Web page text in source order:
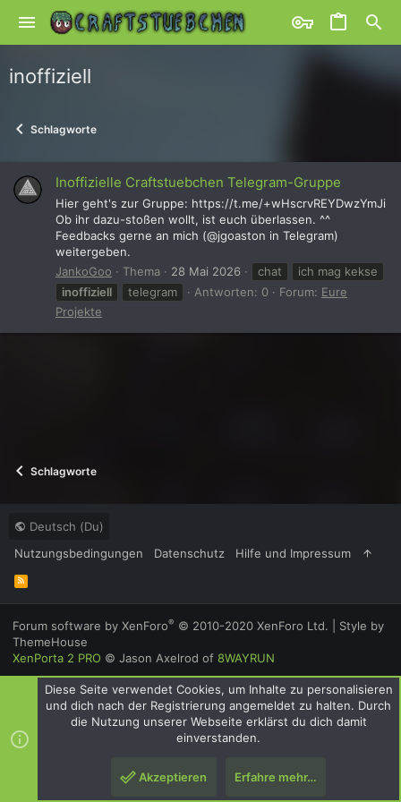
inoffiziell
Schlagworte
Inoffizielle Craftstuebchen Telegram-Gruppe
Hier geht's zur Gruppe: https://t.me/+wHscrvREYDwzYmJi
Ob ihr dazu-stoßen wollt, ist euch überlassen. ^^
Feedbacks gerne an mich (@jgoaston in Telegram)
weitergeben.
JankoGoo
Thema 28 Mai 2026 chat
ich mag kekse
inoffiziell
telegram Antworten: 0 Forum: Eure
Projekte
Schlagworte
Deutsch (Du)
Nutzungsbedingungen
Datenschutz Hilfe und Impressum
R
S
S
Forum software by XenForo® © 2010-2020 XenForo Ltd.
Style by
ThemeHouse
XenPorta 2 PRO © Jason Axelrod of 8WAYRUN
Diese Seite verwendet Cookies, um Inhalte zu personalisieren
und dich nach der Registrierung angemeldet zu halten. Durch
die Nutzung unserer Webseite erklärst du dich damit
einverstanden.
Akzeptieren Erfahre mehr…